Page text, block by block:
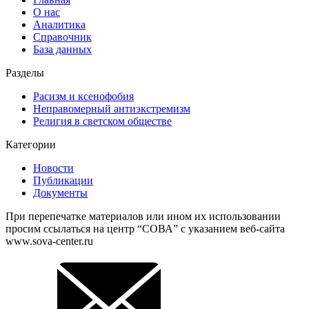
О нас
Аналитика
Справочник
База данных
Разделы
Расизм и ксенофобия
Неправомерный антиэкстремизм
Религия в светском обществе
Категории
Новости
Публикации
Документы
При перепечатке материалов или ином их использовании
просим ссылаться на центр “СОВА” с указанием веб-сайта
www.sova-center.ru